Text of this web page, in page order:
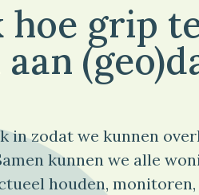
hoe grip
in zodat we kunnen
kunnen we alle
houden,